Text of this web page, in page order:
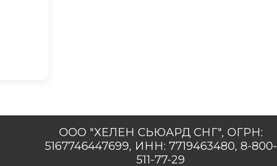
ООО "ХЕЛЕН СЬЮАРД СНГ", ОГРН:
5167746447699, ИНН: 7719463480, 8-800-
511-77-29